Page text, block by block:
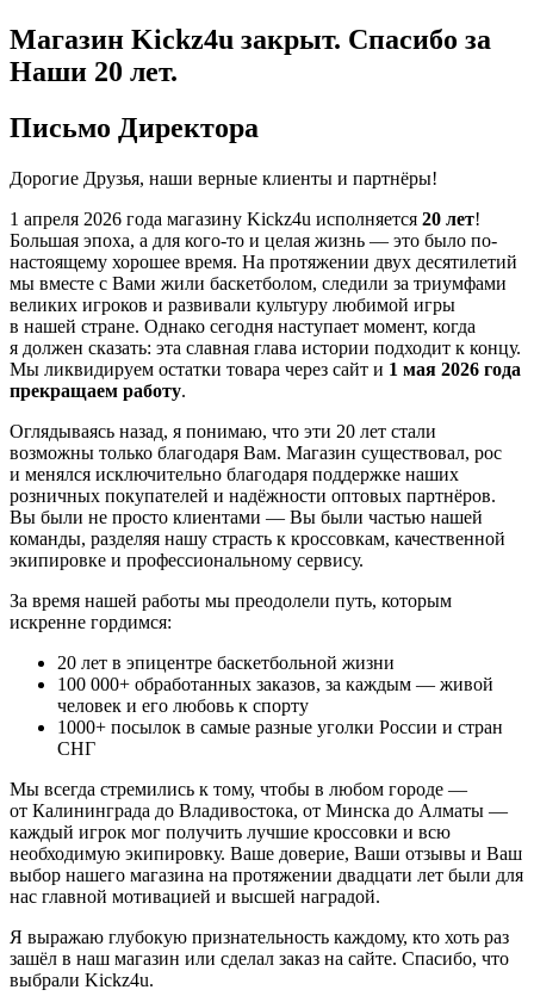
Магазин Kickz4u закрыт. Спасибо за
Наши 20 лет.
Письмо Директора
Дорогие Друзья, наши верные клиенты и партнёры!
1 апреля 2026 года магазину Kickz4u исполняется 20 лет!
Большая эпоха, а для кого-то и целая жизнь — это было по-
настоящему хорошее время. На протяжении двух десятилетий
мы вместе с Вами жили баскетболом, следили за триумфами
великих игроков и развивали культуру любимой игры
в нашей стране. Однако сегодня наступает момент, когда
я должен сказать: эта славная глава истории подходит к концу.
Мы ликвидируем остатки товара через сайт и 1 мая 2026 года
прекращаем работу.
Оглядываясь назад, я понимаю, что эти 20 лет стали
возможны только благодаря Вам. Магазин существовал, рос
и менялся исключительно благодаря поддержке наших
розничных покупателей и надёжности оптовых партнёров.
Вы были не просто клиентами — Вы были частью нашей
команды, разделяя нашу страсть к кроссовкам, качественной
экипировке и профессиональному сервису.
За время нашей работы мы преодолели путь, которым
искренне гордимся:
20 лет в эпицентре баскетбольной жизни
100 000+ обработанных заказов, за каждым — живой
человек и его любовь к спорту
1000+ посылок в самые разные уголки России и стран
СНГ
Мы всегда стремились к тому, чтобы в любом городе —
от Калининграда до Владивостока, от Минска до Алматы —
каждый игрок мог получить лучшие кроссовки и всю
необходимую экипировку. Ваше доверие, Ваши отзывы и Ваш
выбор нашего магазина на протяжении двадцати лет были для
нас главной мотивацией и высшей наградой.
Я выражаю глубокую признательность каждому, кто хоть раз
зашёл в наш магазин или сделал заказ на сайте. Спасибо, что
выбрали Kickz4u.